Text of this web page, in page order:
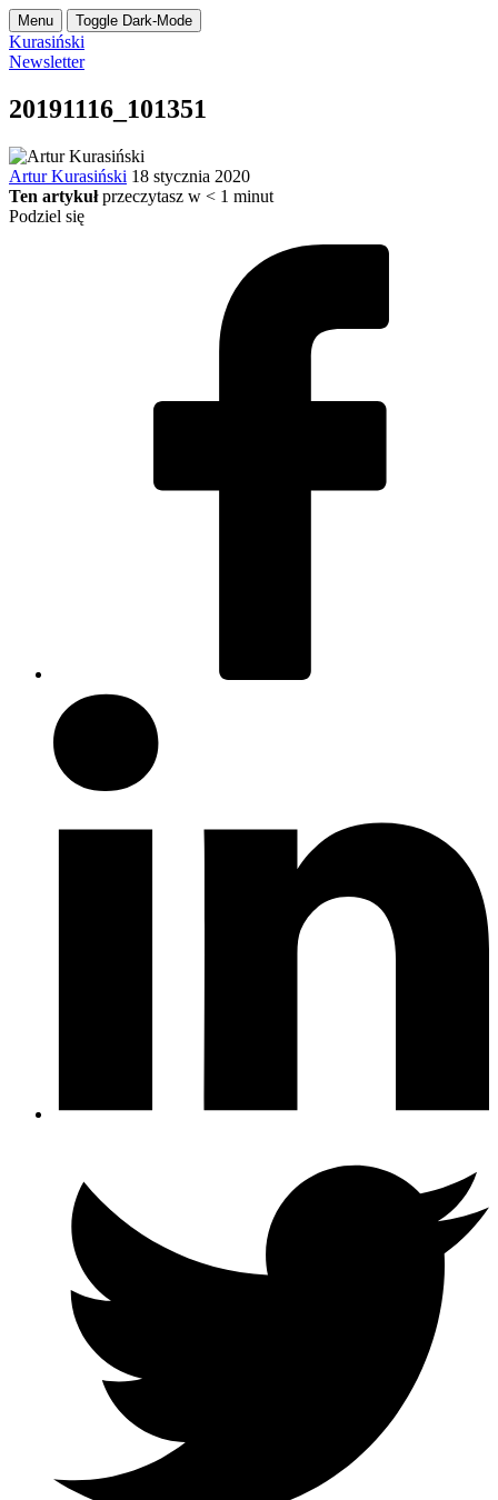
Menu Toggle Dark-Mode
Kurasiński
Newsletter
20191116_101351
Artur Kurasiński 18 stycznia 2020
Ten artykuł przeczytasz w < 1 minut
Podziel się